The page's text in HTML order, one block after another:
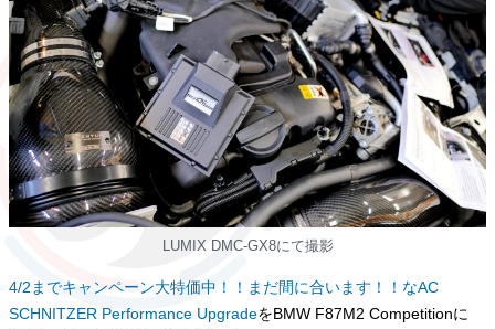
LUMIX DMC-GX8にて撮影
4/2までキャンペーン大特価中！！まだ間に合います！！なAC
SCHNITZER Performance UpgradeをBMW F87M2 Competitionに